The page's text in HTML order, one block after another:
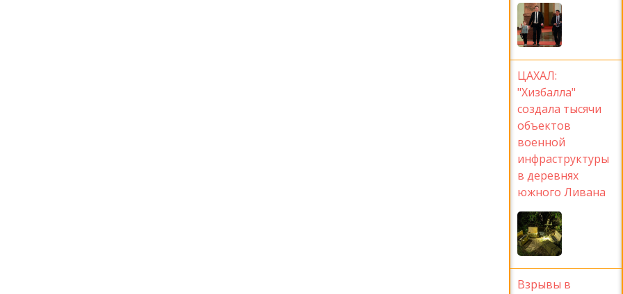
ЦАХАЛ:
"Хизбалла"
создала тысячи
объектов
военной
инфраструктуры
в деревнях
южного Ливана
Взрывы в